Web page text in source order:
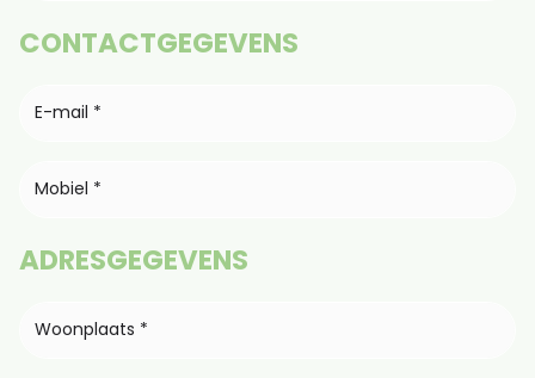
CONTACTGEGEVENS
ADRESGEGEVENS